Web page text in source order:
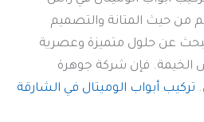
من حيث المتانة والتصميم
تبحث عن حلول متميزة وعصرية
الخيمة. فإن شركة جوهرة
تركيب أبواب الوميتال في الشارقة